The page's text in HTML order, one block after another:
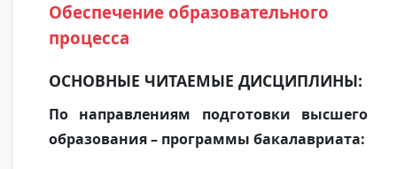
Обеспечение образовательного
процесса
ОСНОВНЫЕ ЧИТАЕМЫЕ ДИСЦИПЛИНЫ:
По направлениям подготовки высшего
образования – программы бакалавриата: